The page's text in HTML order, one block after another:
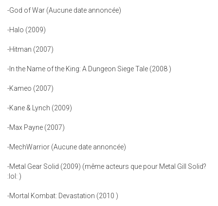
-God of War (Aucune date annoncée)
-Halo (2009)
-Hitman (2007)
-In the Name of the King: A Dungeon Siege Tale (2008 )
-Kameo (2007)
-Kane & Lynch (2009)
-Max Payne (2007)
-MechWarrior (Aucune date annoncée)
-Metal Gear Solid (2009) (même acteurs que pour Metal Gill Solid?
:lol: )
-Mortal Kombat: Devastation (2010 )